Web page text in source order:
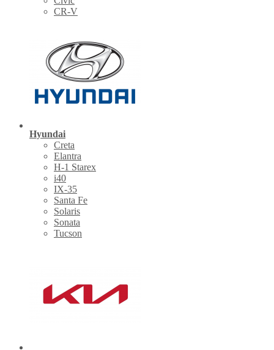
CR-V
Hyundai
Creta
Elantra
H-1 Starex
i40
IX-35
Santa Fe
Solaris
Sonata
Tucson